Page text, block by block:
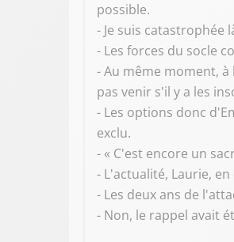
possible.
- Je suis catastrophée
- Les forces du socle
- Au même moment,
pas venir s'il y a les
- Les options donc
exclu.
- « C'est encore un
- L'actualité, Laurie,
- Les deux ans de
- Non, le rappel avait